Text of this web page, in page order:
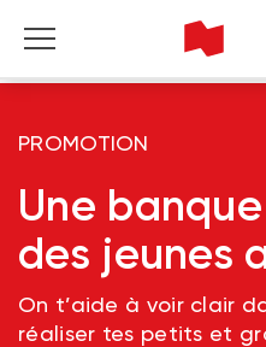
Gestion de patrimoine
À propos de nous
PROMOTION
Une
des jeunes
On t’aide à voir clair
réaliser tes petits et